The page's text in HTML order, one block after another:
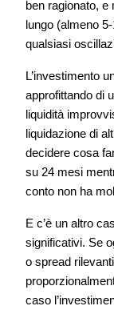
ben ragionato,
lungo (almeno
qualsiasi
L’investimento
approfittando di
liquidità
liquidazione di
decidere cosa
su 24 mesi
conto non ha
E c’è un altro
significativi. Se
o spread
caso